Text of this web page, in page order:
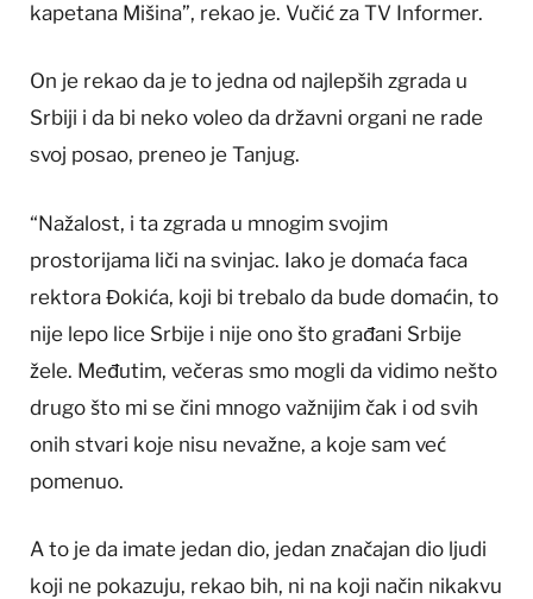
kapetana Mišina”, rekao je. Vučić za TV Informer.
On je rekao da je to jedna od najlepših zgrada u
Srbiji i da bi neko voleo da državni organi ne rade
svoj posao, preneo je Tanjug.
“Nažalost, i ta zgrada u mnogim svojim
prostorijama liči na svinjac. Iako je domaća faca
rektora Đokića, koji bi trebalo da bude domaćin, to
nije lepo lice Srbije i nije ono što građani Srbije
žele. Međutim, večeras smo mogli da vidimo nešto
drugo što mi se čini mnogo važnijim čak i od svih
onih stvari koje nisu nevažne, a koje sam već
pomenuo.
A to je da imate jedan dio, jedan značajan dio ljudi
koji ne pokazuju, rekao bih, ni na koji način nikakvu